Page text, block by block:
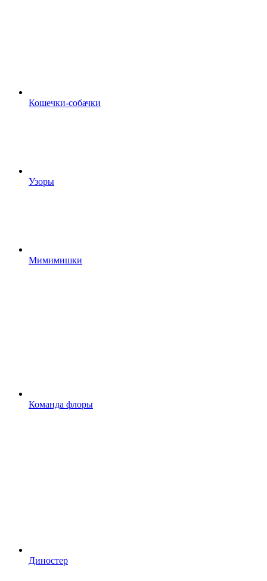
Кошечки-собачки
Узоры
Мимимишки
Команда флоры
Диностер